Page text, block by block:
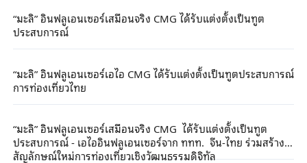
“มะลิ” อินฟลูเอนเซอร์เสมือนจริง CMG ได้รับแต่งตั้งเป็นทูต
ประสบการณ์
“มะลิ” อินฟลูเอนเซอร์เอไอ CMG ได้รับแต่งตั้งเป็นทูตประสบการณ์
การท่องเที่ยวไทย
“มะลิ” อินฟลูเอนเซอร์เสมือนจริง CMG ได้รับแต่งตั้งเป็นทูต
ประสบการณ์ - เอไออินฟลูเอนเซอร์จาก ททท. จีน-ไทย ร่วมสร้าง
สัญลักษณ์ใหม่การท่องเที่ยวเชิงวัฒนธรรมดิจิทัล